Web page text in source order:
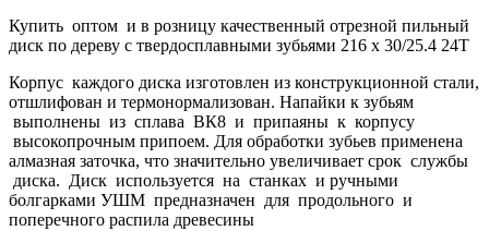
Купить оптом и в розницу качественный отрезной пильный
диск по дереву с твердосплавными зубьями 216 х 30/25.4 24Т
Корпус каждого диска изготовлен из конструкционной стали,
отшлифован и термонормализован. Напайки к зубьям
выполнены из сплава ВК8 и припаяны к корпусу
высокопрочным припоем. Для обработки зубьев применена
алмазная заточка, что значительно увеличивает срок службы
диска. Диск используется на станках и ручными
болгарками УШМ предназначен для продольного и
поперечного распила древесины